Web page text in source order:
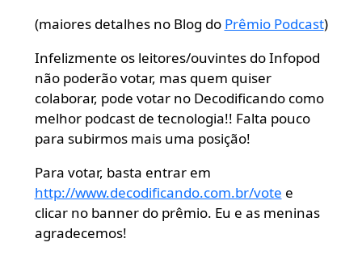
(maiores detalhes no Blog do Prêmio Podcast)
Infelizmente os leitores/ouvintes do Infopod
não poderão votar, mas quem quiser
colaborar, pode votar no Decodificando como
melhor podcast de tecnologia!! Falta pouco
para subirmos mais uma posição!
Para votar, basta entrar em
http://www.decodificando.com.br/vote e
clicar no banner do prêmio. Eu e as meninas
agradecemos!